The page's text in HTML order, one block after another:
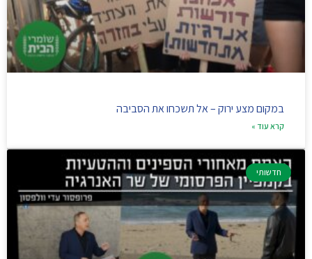
במקום מצע ירוק – אל תשכחו את הסביבה
קרא עוד »
חדשותי